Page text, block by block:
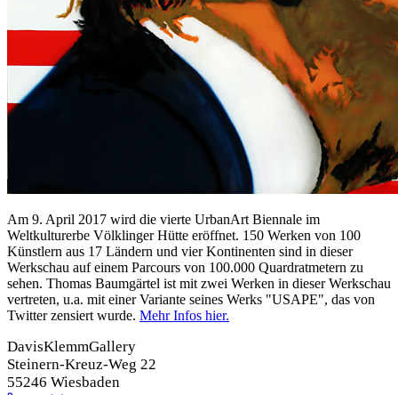
Am 9. April 2017 wird die vierte UrbanArt Biennale im
Weltkulturerbe Völklinger Hütte eröffnet. 150 Werken von 100
Künstlern aus 17 Ländern und vier Kontinenten sind in dieser
Werkschau auf einem Parcours von 100.000 Quardratmetern zu
sehen. Thomas Baumgärtel ist mit zwei Werken in dieser Werkschau
vertreten, u.a. mit einer Variante seines Werks "USAPE", das von
Twitter zensiert wurde. Mehr Infos hier.
DavisKlemmGallery
Steinern-Kreuz-Weg 22
55246 Wiesbaden